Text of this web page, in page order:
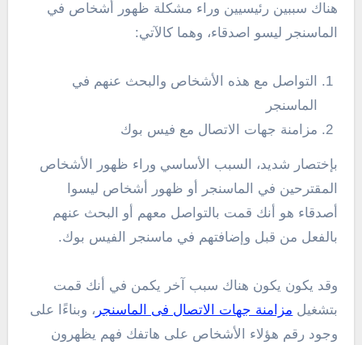
هناك سببين رئيسيين وراء مشكلة ظهور أشخاص في
الماسنجر ليسو اصدقاء، وهما كالآتي:
التواصل مع هذه الأشخاص والبحث عنهم في
الماسنجر
مزامنة جهات الاتصال مع فيس بوك
بإختصار شديد، السبب الأساسي وراء ظهور الأشخاص
المقترحين في الماسنجر أو ظهور أشخاص ليسوا
أصدقاء هو أنك قمت بالتواصل معهم أو البحث عنهم
بالفعل من قبل وإضافتهم في ماسنجر الفيس بوك.
وقد يكون يكون هناك سبب آخر يكمن في أنك قمت
بتشغيل مزامنة جهات الاتصال فى الماسنجر ، وبناءًا على
وجود رقم هؤلاء الأشخاص على هاتفك فهم يظهرون